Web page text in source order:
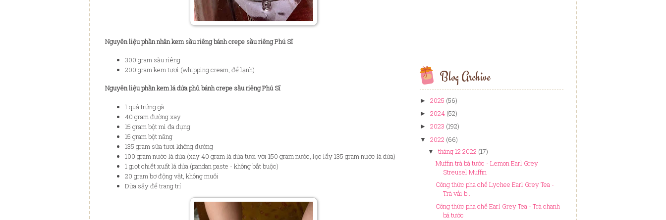
Nguyên liệu phần nhân kem sầu riêng bánh crepe sầu riêng Phú Sĩ
300 gram sầu riêng
200 gram kem tươi (whipping cream, để lạnh)
Nguyên liệu phần kem lá dứa phủ bánh crepe sầu riêng Phú Sĩ
1 quả trứng gà
40 gram đường xay
15 gram bột mì đa dụng
15 gram bột năng
135 gram sữa tươi không đường
100 gram nước lá dứa (xay 40 gram lá dứa tươi với 150 gram nước, lọc lấy 135 gram nước lá dứa)
1 giọt chiết xuất lá dứa (pandan paste - không bắt buộc)
20 gram bơ động vật, không muối
Dừa sấy để trang trí
Blog Archive
► 2025 (56)
► 2024 (52)
► 2023 (192)
▼ 2022 (66)
▼ tháng 12 2022 (17)
Muffin trà bá tước - Lemon Earl Grey
Streusel Muffin
Công thức pha chế Lychee Earl Grey Tea -
Trà vải b...
Công thức pha chế Earl Grey Tea - Trà chanh
bá tước